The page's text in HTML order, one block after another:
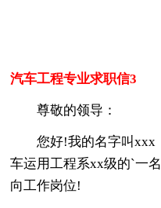
汽车工程专业求职信3
尊敬的领导：
您好!我的名字叫xxx
车运用工程系xx级的`一
向工作岗位!